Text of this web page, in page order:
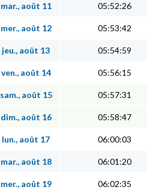
mar., août 11 05:52:26
mer., août 12 05:53:42
jeu., août 13 05:54:59
ven., août 14 05:56:15
sam., août 15 05:57:31
dim., août 16 05:58:47
lun., août 17 06:00:03
mar., août 18 06:01:20
mer., août 19 06:02:35